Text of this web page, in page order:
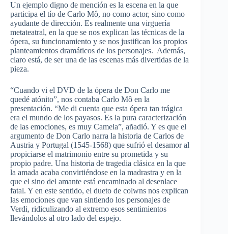
Un ejemplo digno de mención es la escena en la que
participa el tío de Carlo Mô, no como actor, sino como
ayudante de dirección. Es realmente una virguería
metateatral, en la que se nos explican las técnicas de la
ópera, su funcionamiento y se nos justifican los propios
planteamientos dramáticos de los personajes. Además,
claro está, de ser una de las escenas más divertidas de la
pieza.
“Cuando vi el DVD de la ópera de Don Carlo me
quedé atónito”, nos contaba Carlo Mô en la
presentación. “Me di cuenta que esta ópera tan trágica
era el mundo de los payasos. Es la pura caracterización
de las emociones, es muy Camela”, añadió. Y es que el
argumento de Don Carlo narra la historia de Carlos de
Austria y Portugal (1545-1568) que sufrió el desamor al
propiciarse el matrimonio entre su prometida y su
propio padre. Una historia de tragedia clásica en la que
la amada acaba convirtiéndose en la madrastra y en la
que el sino del amante está encaminado al desenlace
fatal. Y en este sentido, el dueto de colwns nos explican
las emociones que van sintiendo los personajes de
Verdi, ridiculizando al extremo esos sentimientos
llevándolos al otro lado del espejo.